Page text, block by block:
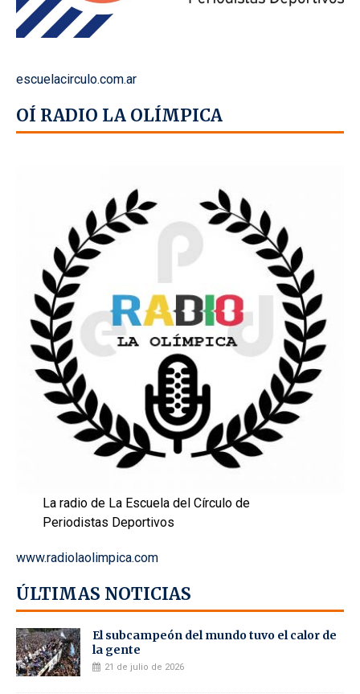
escuelacirculo.com.ar
OÍ RADIO LA OLÍMPICA
La radio de La Escuela del Círculo de
Periodistas Deportivos
www.radiolaolimpica.com
ÚLTIMAS NOTICIAS
El subcampeón del mundo tuvo el calor de
la gente
21 de julio de 2026